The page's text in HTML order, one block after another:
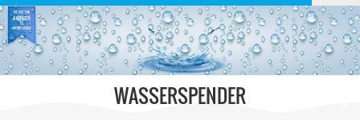
WASSERSPENDER